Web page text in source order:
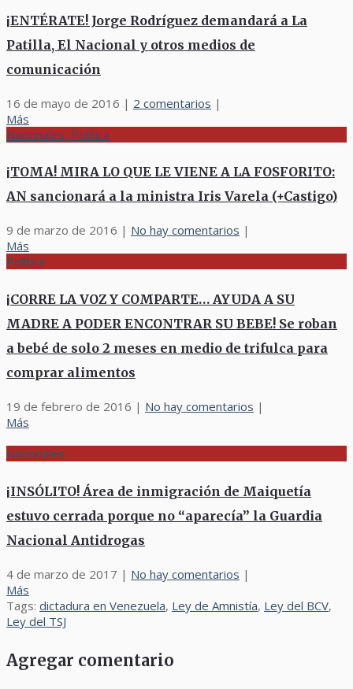
¡ENTÉRATE! Jorge Rodríguez demandará a La
Patilla, El Nacional y otros medios de
comunicación
16 de mayo de 2016 | 2 comentarios |
Más
Nacionales, Política
¡TOMA! MIRA LO QUE LE VIENE A LA FOSFORITO:
AN sancionará a la ministra Iris Varela (+Castigo)
9 de marzo de 2016 | No hay comentarios |
Más
Política
¡CORRE LA VOZ Y COMPARTE… AYUDA A SU
MADRE A PODER ENCONTRAR SU BEBE! Se roban
a bebé de solo 2 meses en medio de trifulca para
comprar alimentos
19 de febrero de 2016 | No hay comentarios |
Más
Nacionales
¡INSÓLITO! Área de inmigración de Maiquetía
estuvo cerrada porque no “aparecía” la Guardia
Nacional Antidrogas
4 de marzo de 2017 | No hay comentarios |
Más
Tags: dictadura en Venezuela, Ley de Amnistía, Ley del BCV,
Ley del TSJ
Agregar comentario